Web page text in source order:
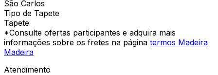
São Carlos
Tipo de Tapete
Tapete
*Consulte ofertas participantes e adquira mais
informações sobre os fretes na página termos Madeira
Madeira
Atendimento